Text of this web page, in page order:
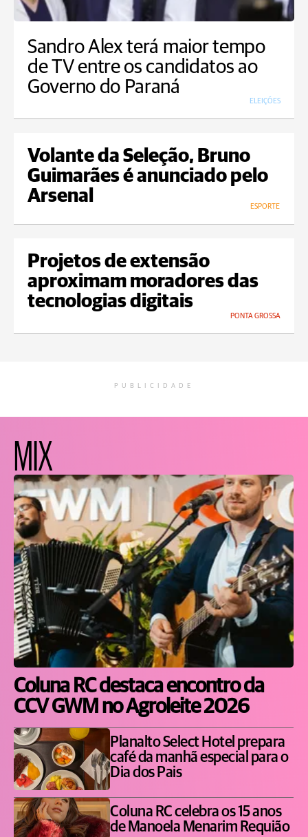
Sandro Alex terá maior tempo
de TV entre os candidatos ao
Governo do Paraná
ELEIÇÕES
Volante da Seleção, Bruno
Guimarães é anunciado pelo
Arsenal
ESPORTE
Projetos de extensão
aproximam moradores das
tecnologias digitais
PONTA GROSSA
PUBLICIDADE
MIX
Coluna RC destaca encontro da
CCV GWM no Agroleite 2026
Planalto Select Hotel prepara
café da manhã especial para o
Dia dos Pais
Coluna RC celebra os 15 anos
de Manoela Menarim Requião